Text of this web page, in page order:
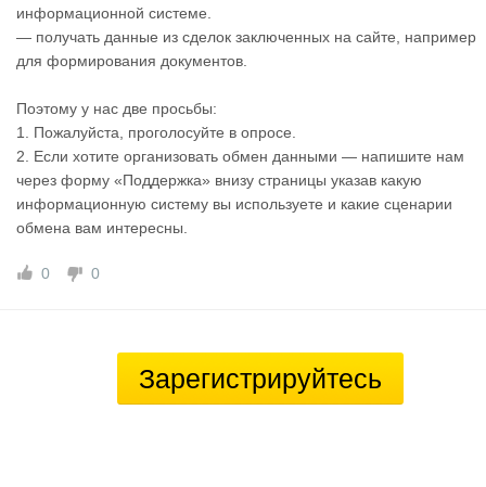
информационной системе.
— получать данные из сделок заключенных на сайте, например
для формирования документов.
Поэтому у нас две просьбы:
1. Пожалуйста, проголосуйте в опросе.
2. Если хотите организовать обмен данными — напишите нам
через форму «Поддержка» внизу страницы указав какую
информационную систему вы используете и какие сценарии
обмена вам интересны.
0 0
Зарегистрируйтесь